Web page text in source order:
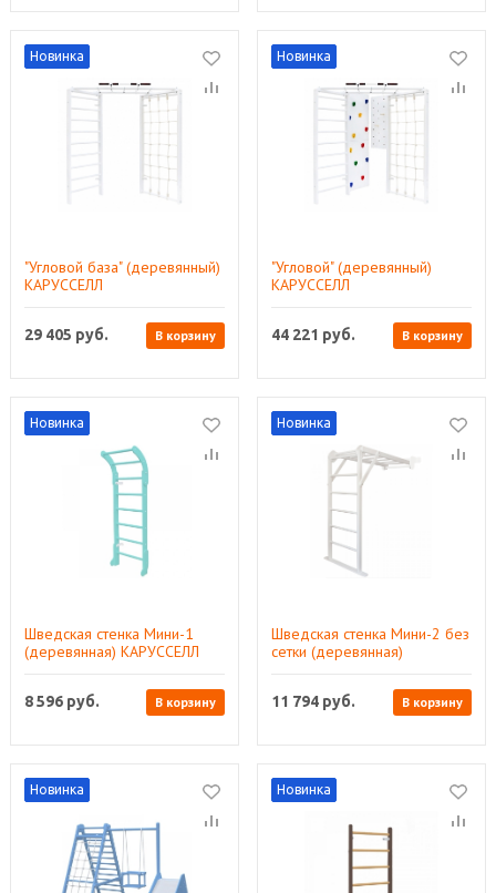
Новинка
"Угловой база" (деревянный)
КАРУССЕЛЛ
29 405 руб. В корзину
Новинка
"Угловой" (деревянный)
КАРУССЕЛЛ
44 221 руб. В корзину
Новинка
Шведская стенка Мини-1
(деревянная) КАРУССЕЛЛ
8 596 руб. В корзину
Новинка
Шведская стенка Мини-2 без
сетки (деревянная)
11 794 руб. В корзину
Новинка Новинка